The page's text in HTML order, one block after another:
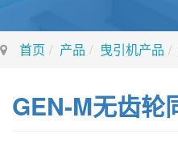
首页 产品 曳引机产品
GEN-M无齿轮